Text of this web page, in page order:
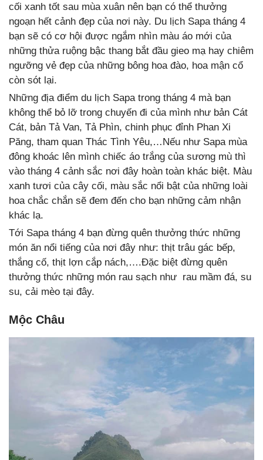
cối xanh tốt sau mùa xuân nên bạn có thể thưởng
ngoạn hết cảnh đẹp của nơi này. Du lịch Sapa tháng 4
bạn sẽ có cơ hội được ngắm nhìn màu áo mới của
những thửa ruộng bậc thang bắt đầu gieo mạ hay chiêm
ngưỡng vẻ đẹp của những bông hoa đào, hoa mận cổ
còn sót lại.
Những địa điểm du lịch Sapa trong tháng 4 mà bạn
không thể bỏ lỡ trong chuyến đi của mình như bản Cát
Cát, bản Tả Van, Tả Phìn, chinh phục đỉnh Phan Xi
Păng, tham quan Thác Tình Yêu,…Nếu như Sapa mùa
đông khoác lên mình chiếc áo trắng của sương mù thì
vào tháng 4 cảnh sắc nơi đây hoàn toàn khác biệt. Màu
xanh tươi của cây cối, màu sắc nổi bật của những loài
hoa chắc chắn sẽ đem đến cho bạn những cảm nhận
khác lạ.
Tới Sapa tháng 4 bạn đừng quên thưởng thức những
món ăn nổi tiếng của nơi đây như: thịt trâu gác bếp,
thắng cố, thịt lợn cắp nách,….Đặc biệt đừng quên
thưởng thức những món rau sạch như rau mầm đá, su
su, cải mèo tại đây.
Mộc Châu